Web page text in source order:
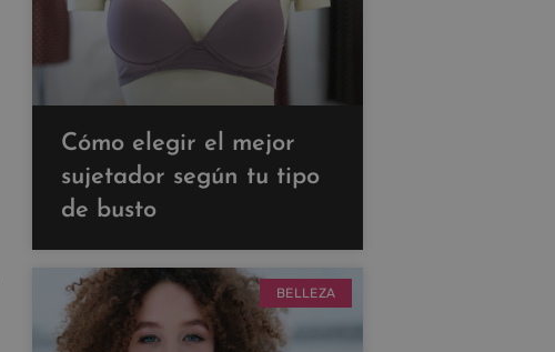
Cómo elegir el mejor
sujetador según tu tipo
de busto
BELLEZA